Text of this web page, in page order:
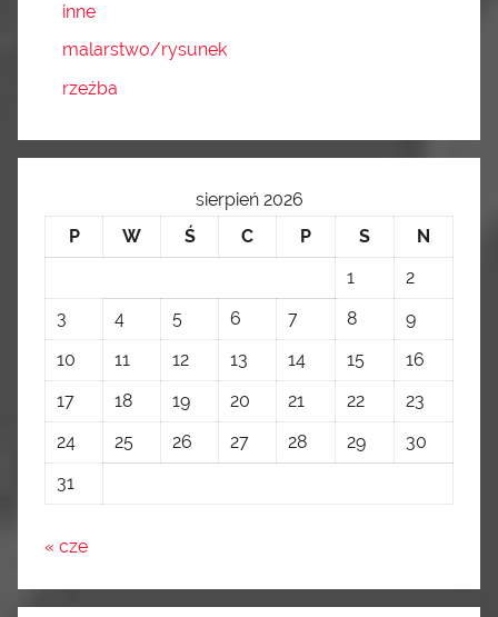
inne
malarstwo/rysunek
rzeźba
sierpień 2026
P
W Ś C P S
N
1
2
3
4 5 6 7 8
9
10
11 12 13 14 15
16
17
18 19 20 21 22
23
24
25 26 27 28 29
30
31
« cze